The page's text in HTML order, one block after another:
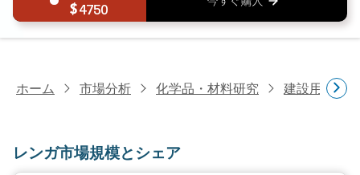
4750
ホーム 市場分析 化学品・材料研究 建設用化学
レンガ市場規模とシェア